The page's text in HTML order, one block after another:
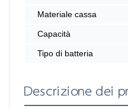
Materiale cassa
Capacità
Tipo di batteria
Descrizione dei